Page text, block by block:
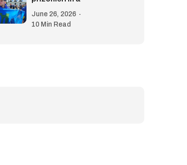
June 26, 2026
10 Min Read